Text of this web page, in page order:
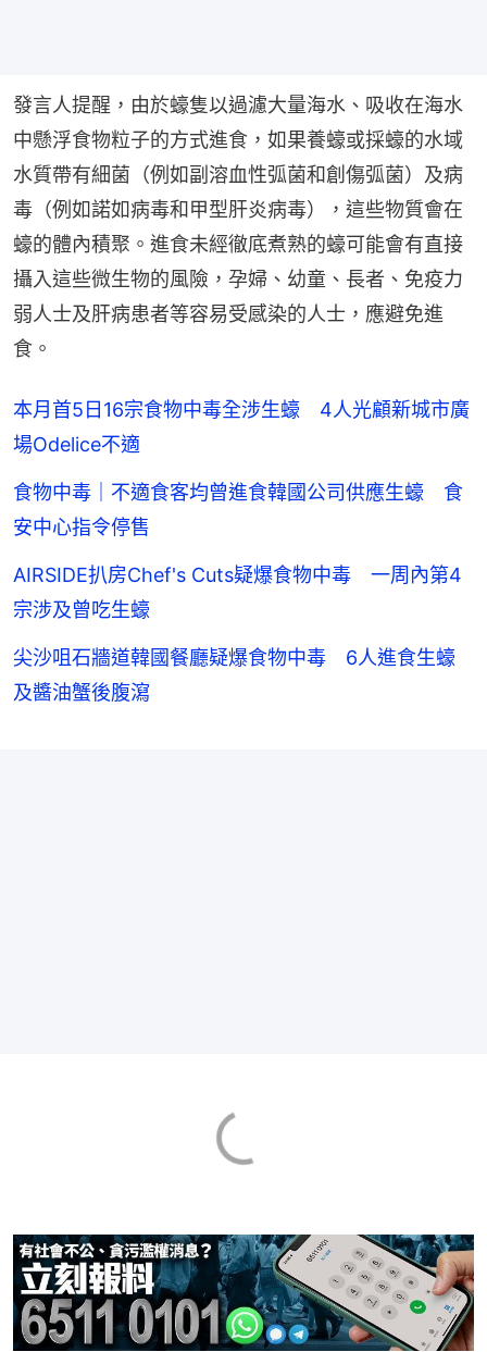
發言人提醒，由於蠔隻以過濾大量海水、吸收在海水
中懸浮食物粒子的方式進食，如果養蠔或採蠔的水域
水質帶有細菌（例如副溶血性弧菌和創傷弧菌）及病
毒（例如諾如病毒和甲型肝炎病毒），這些物質會在
蠔的體內積聚。進食未經徹底煮熟的蠔可能會有直接
攝入這些微生物的風險，孕婦、幼童、長者、免疫力
弱人士及肝病患者等容易受感染的人士，應避免進
食。
本月首5日16宗食物中毒全涉生蠔 4人光顧新城市廣
場Odelice不適
食物中毒｜不適食客均曾進食韓國公司供應生蠔 食
安中心指令停售
AIRSIDE扒房Chef's Cuts疑爆食物中毒 一周內第4
宗涉及曾吃生蠔
尖沙咀石牆道韓國餐廳疑爆食物中毒 6人進食生蠔
及醬油蟹後腹瀉